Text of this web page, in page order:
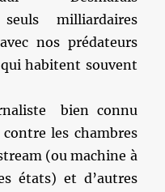
milliardaires
nos prédateurs
habitent souvent
bien connu
les chambres
(ou machine à
états) et d’autres